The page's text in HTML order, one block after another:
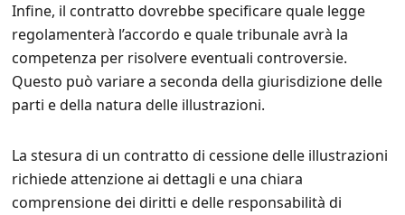
Infine, il contratto dovrebbe specificare quale legge
regolamenterà l’accordo e quale tribunale avrà la
competenza per risolvere eventuali controversie.
Questo può variare a seconda della giurisdizione delle
parti e della natura delle illustrazioni.
La stesura di un contratto di cessione delle illustrazioni
richiede attenzione ai dettagli e una chiara
comprensione dei diritti e delle responsabilità di